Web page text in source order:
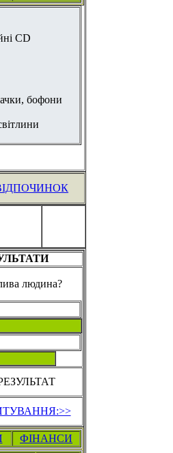
CD
бофони
людина?
ФІНАНСИ